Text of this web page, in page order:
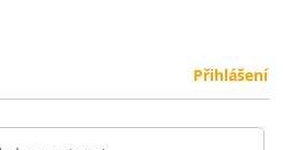
Přihlášení